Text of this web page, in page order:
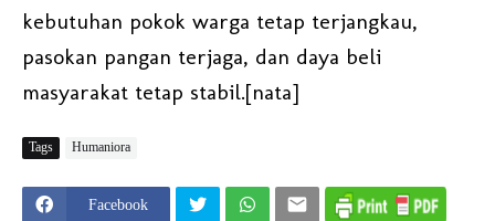
kebutuhan pokok warga tetap terjangkau,
pasokan pangan terjaga, dan daya beli
masyarakat tetap stabil.[nata]
Tags Humaniora
Facebook